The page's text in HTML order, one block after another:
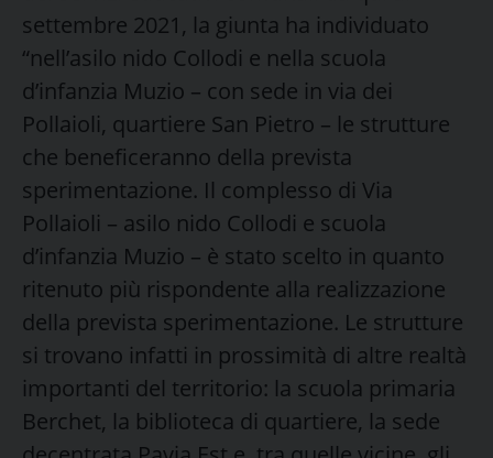
settembre 2021, la giunta ha individuato
“nell’asilo nido Collodi e nella scuola
d’infanzia Muzio – con sede in via dei
Pollaioli, quartiere San Pietro – le strutture
che beneficeranno della prevista
sperimentazione. Il complesso di Via
Pollaioli – asilo nido Collodi e scuola
d’infanzia Muzio – è stato scelto in quanto
ritenuto più rispondente alla realizzazione
della prevista sperimentazione. Le strutture
si trovano infatti in prossimità di altre realtà
importanti del territorio: la scuola primaria
Berchet, la biblioteca di quartiere, la sede